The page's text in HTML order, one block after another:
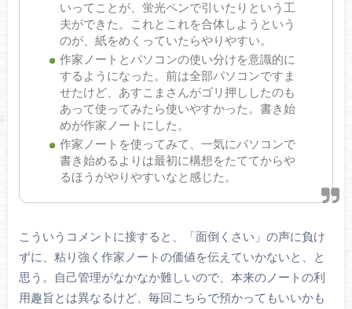
いってことが、蛍光ペンで引いたりという工
夫ができた。これとこれを合体しようという
のが、紙をめくっていたらやりやすい。
作家ノートとパソコンの使い分けを意識的に
するようになった。前は全部パソコンですま
せたけど、あすこまさんがゴリ押ししたのも
あって使ってみたら使いやすかった。書き始
めが作家ノートにした。
作家ノートを使ってみて、一気にパソコンで
書き始めるよりは最初に構想をたててからや
るほうがやりやすいなと感じた。
こういうコメントに接すると、「面倒くさい」の声に負け
ずに、粘り強く作家ノートの価値を伝えていかないと、と
思う。自己管理がなかなか難しいので、本来のノートの利
用趣旨とは異なるけど、毎回こちらで預かってもいいかも